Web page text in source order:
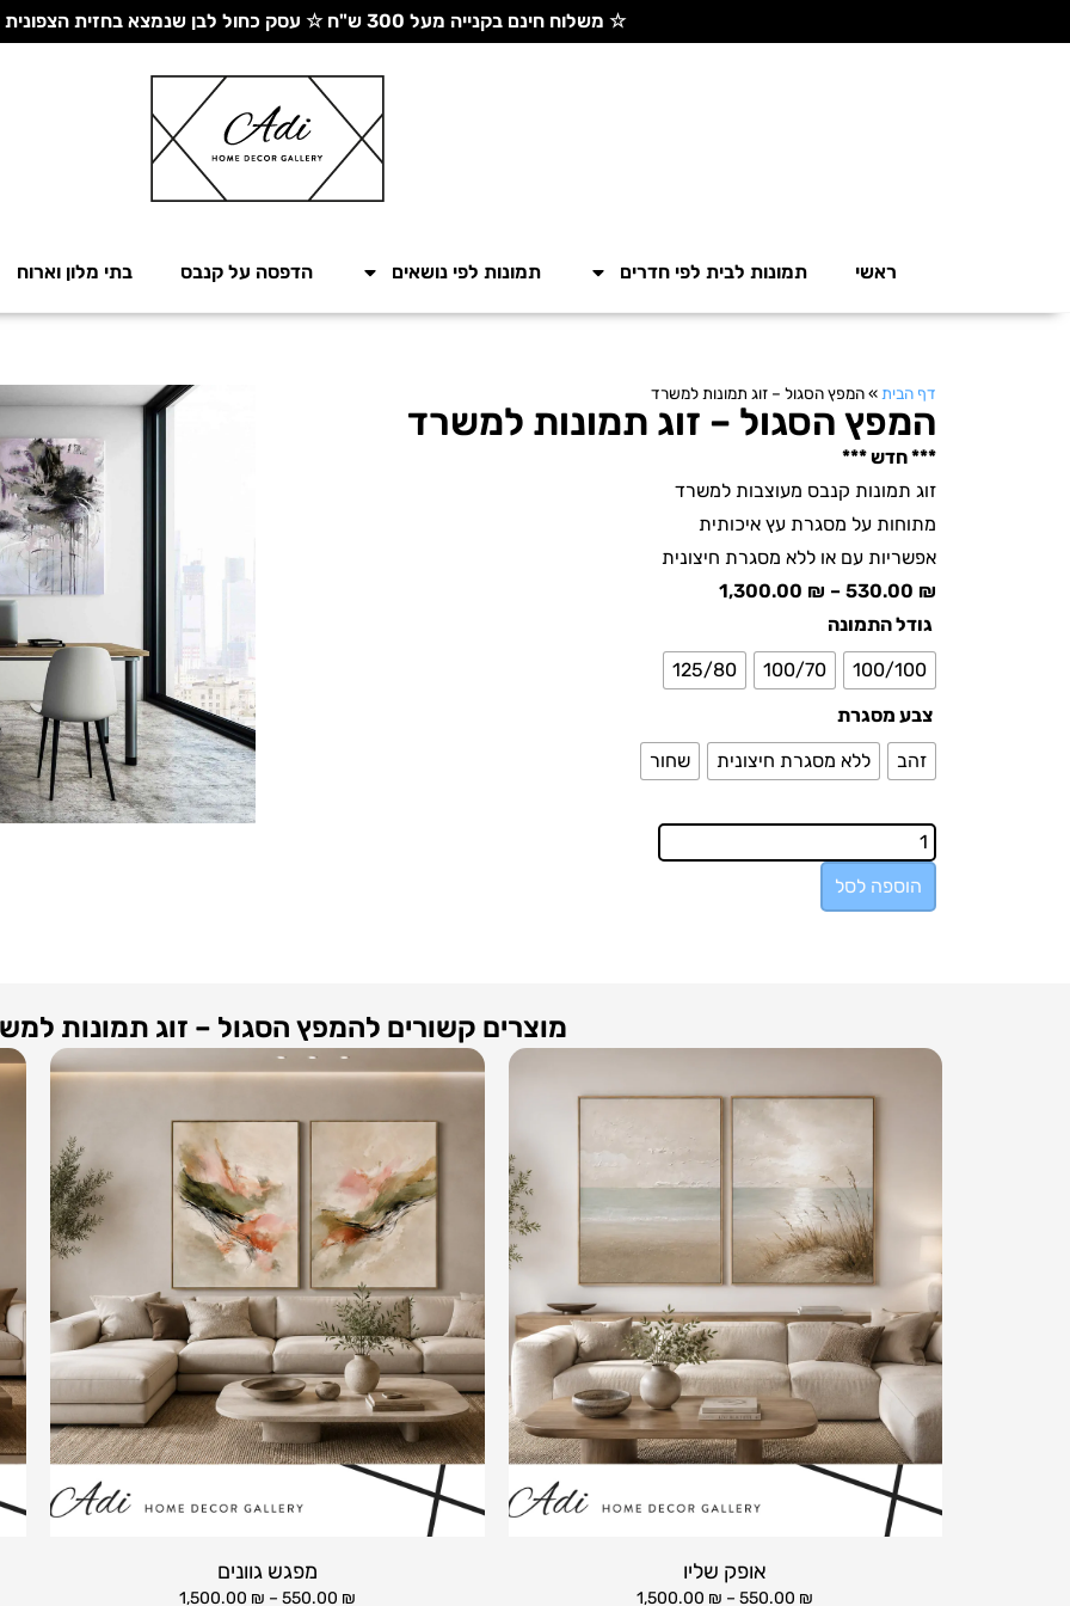
☆ משלוח חינם בקנייה מעל 300 ש"ח ☆ עסק כחול לבן שנמצא בחזית הצפונית - יחד ננצח!
ראשי תמונות לבית לפי חדרים תמונות לפי נושאים הדפסה על קנבס בתי מלון וארוח
דף הבית »המפץ הסגול – זוג תמונות למשרד
המפץ הסגול – זוג תמונות למשרד
*** חדש ***
זוג תמונות קנבס מעוצבות למשרד
מתוחות על מסגרת עץ איכותית
אפשריות עם או ללא מסגרת חיצונית
530.00 ₪
–
1,300.00 ₪
גודל התמונה
100/100
100/70
125/80
צבע מסגרת
זהב
ללא מסגרת חיצונית שחור
הוספה לסל
מוצרים קשורים להמפץ הסגול – זוג תמונות
אופק שליו
550.00 ₪
–
1,500.00 ₪
מפגש גוונים
550.00 ₪
–
1,500.00 ₪